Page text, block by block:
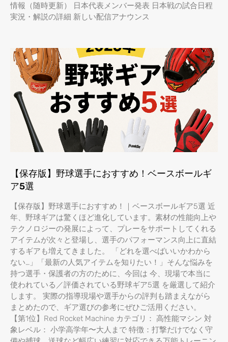
情報（随時更新） 日本代表メンバー発表 日本戦の試合日程
実況・解説の詳細 新しい配信アナウンス
【保存版】野球選手におすすめ！ベースボールギ
ア5選
【保存版】野球選手におすすめ！｜ベースボールギア5選 近
年、野球ギアは驚くほど進化しています。素材の性能向上や
テクノロジーの発展によって、プレーをサポートしてくれる
アイテムが次々と登場し、選手のパフォーマンス向上に直結
するギアも増えてきました。 「どれを選べばいいかわから
ない…」「最新の人気アイテムを知りたい！」そんな悩みを
持つ選手・保護者の方のために、今回は 今、現場で本当に
使われている／評価されている野球ギア5選 を厳選して紹介
します。 実際の指導現場や選手からの評判も踏まえながら
まとめたので、ギア選びの参考にぜひご活用ください。
【第1位】Red Rocket Machine カテゴリ： 高性能マシン 対
象レベル： 小学高学年〜大人まで 特徴：打撃だけでなく守